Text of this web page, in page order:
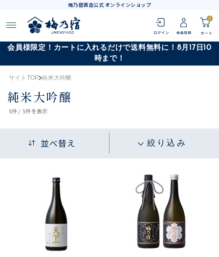
梅乃宿酒造公式 オンラインショップ
0
会員様限定！カートに入れるだけで送料無料に！8月17日10
時まで！
サイトTOP 純米大吟醸
純米大吟醸
5件 / 5件を表示
並べ替え 絞り込み